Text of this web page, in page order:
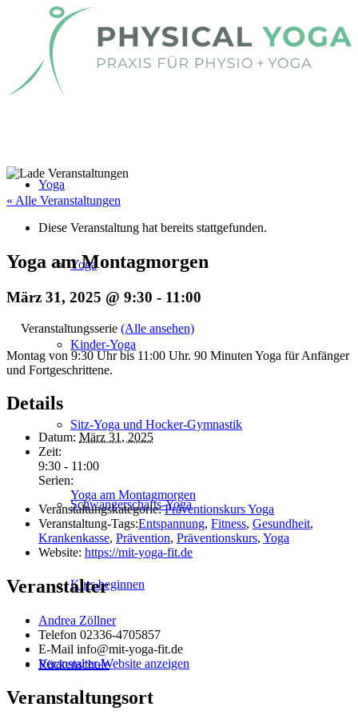
Yoga
Yoga
Kinder-Yoga
Sitz-Yoga und Hocker-Gymnastik
Schwanger­schafts-Yoga
Kurs beginnen
Rückenschule
« Alle Veranstaltungen
Diese Veranstaltung hat bereits stattgefunden.
Yoga am Montagmorgen
März 31, 2025 @ 9:30 - 11:00
Veranstaltungsserie (Alle ansehen)
Montag von 9:30 Uhr bis 11:00 Uhr. 90 Minuten Yoga für Anfänger
und Fortgeschrittene.
Details
Datum: März 31, 2025
Zeit:
9:30 - 11:00
Serien:
Yoga am Montagmorgen
Veranstaltungskategorie: Präventionskurs Yoga
Veranstaltung-Tags:Entspannung, Fitness, Gesundheit,
Krankenkasse, Prävention, Präventionskurs, Yoga
Website: https://mit-yoga-fit.de
Veranstalter
Andrea Zöllner
Telefon 02336-4705857
E-Mail info@mit-yoga-fit.de
Veranstalter-Website anzeigen
Veranstaltungsort